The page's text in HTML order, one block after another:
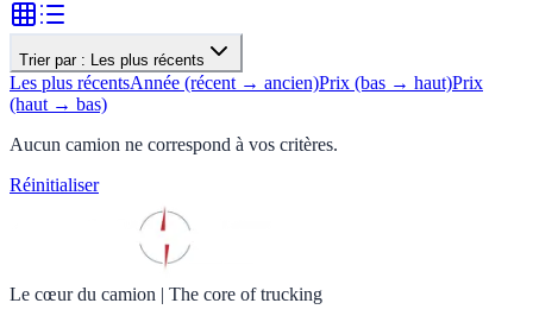
Trier par : Les plus récents
Les plus récentsAnnée (récent → ancien)Prix (bas → haut)Prix
(haut → bas)
Aucun camion ne correspond à vos critères.
Réinitialiser
Le cœur du camion | The core of trucking